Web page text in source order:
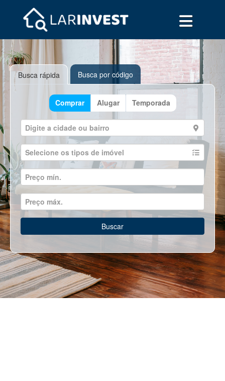
Busca rápida Busca por código
Comprar Alugar Temporada